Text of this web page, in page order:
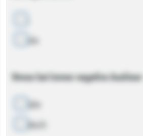
Nein
Stress hat immer negative Auslöser
Wahr
Falsch